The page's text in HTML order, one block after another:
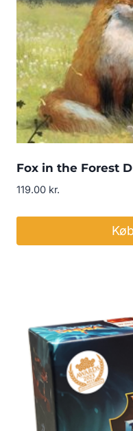
Fox in the Forest
119.00 kr.